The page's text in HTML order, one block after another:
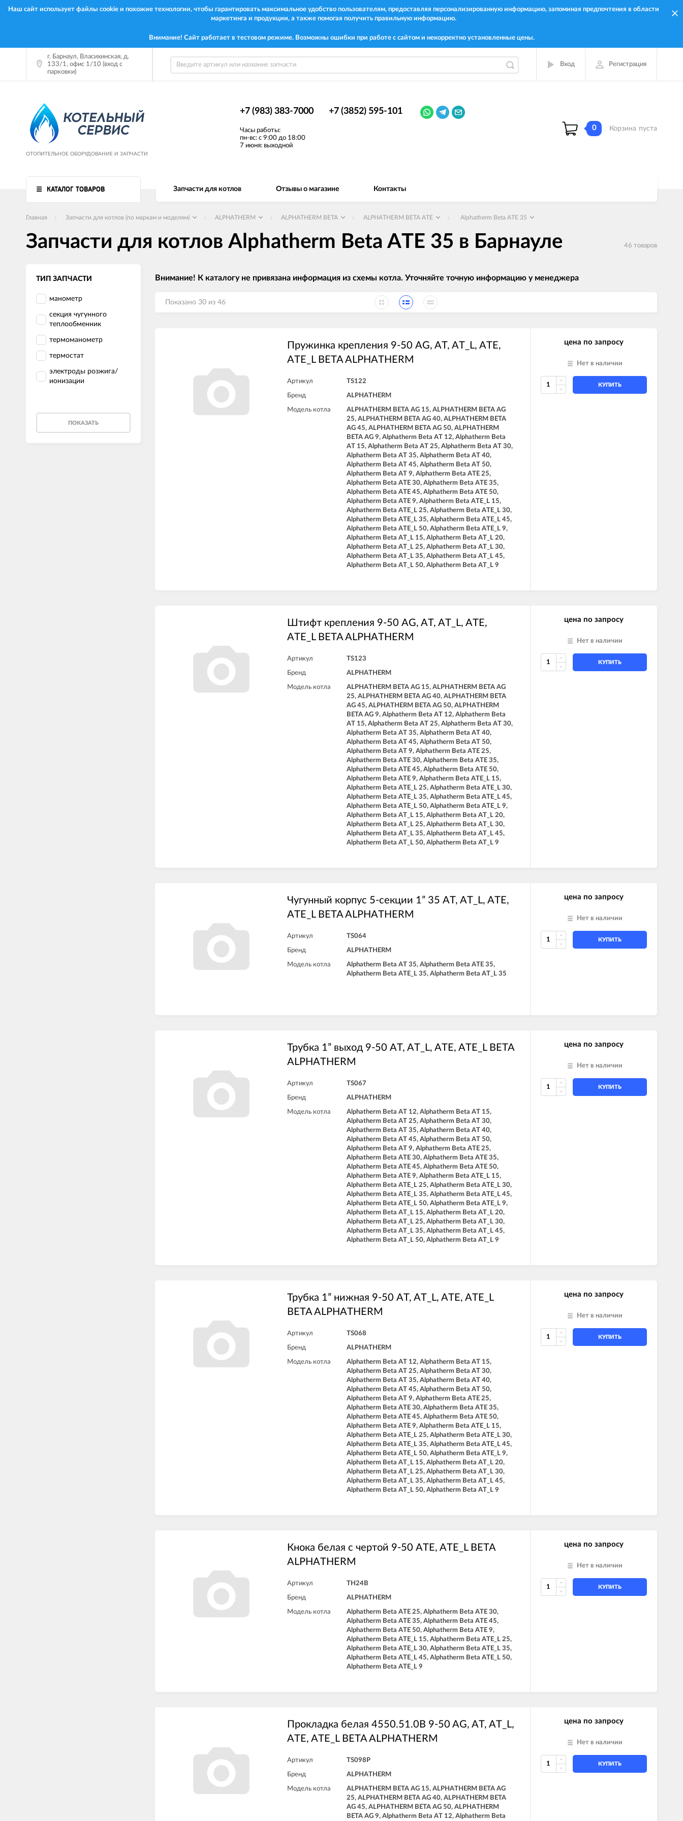
Наш сайт использует файлы cookie и похожие технологии, чтобы гарантировать максимальное удобство пользователям, предоставляя персонализированную информацию, запоминая предпочтения в области
маркетинга и продукции, а также помогая получить правильную информацию.
Внимание! Сайт работает в тестовом режиме. Возможны ошибки при работе с сайтом и некорректно установленные цены.
г. Барнаул, Власихинская, д.
133/1, офис 1/10 (вход с
парковки)
Вход Регистрация
ОТОПИТЕЛЬНОЕ ОБОРУДОВАНИЕ И ЗАПЧАСТИ
+7 (983) 383-7000 +7 (3852) 595-101
Часы работы:
пн-вс: с 9:00 до 18:00
7 июня: выходной
0 Корзина пуста
КАТАЛОГ ТОВАРОВ Запчасти для котлов Отзывы о магазине Контакты
Главная Запчасти для котлов (по маркам и моделям) ALPHATHERM ALPHATHERM BETA ALPHATHERM BETA ATE Alphatherm Beta ATE 35
Запчасти для котлов Alphatherm Beta ATE 35 в Барнауле 46 товаров
ТИП ЗАПЧАСТИ
манометр
секция чугунного
теплообменник
термоманометр
термостат
электроды розжига/
ионизации
ПОКАЗАТЬ
Внимание! К каталогу не привязана информация из схемы котла. Уточняйте точную информацию у менеджера
Показано 30 из 46
Пружинка крепления 9-50 AG, AT, AT_L, ATE,
ATE_L BETA ALPHATHERM
Артикул TS122
Бренд ALPHATHERM
Модель котла
ALPHATHERM BETA AG 15, ALPHATHERM BETA AG
25, ALPHATHERM BETA AG 40, ALPHATHERM BETA
AG 45, ALPHATHERM BETA AG 50, ALPHATHERM
BETA AG 9, Alphatherm Beta AT 12, Alphatherm Beta
AT 15, Alphatherm Beta AT 25, Alphatherm Beta AT 30,
Alphatherm Beta AT 35, Alphatherm Beta AT 40,
Alphatherm Beta AT 45, Alphatherm Beta AT 50,
Alphatherm Beta AT 9, Alphatherm Beta ATE 25,
Alphatherm Beta ATE 30, Alphatherm Beta ATE 35,
Alphatherm Beta ATE 45, Alphatherm Beta ATE 50,
Alphatherm Beta ATE 9, Alphatherm Beta ATE_L 15,
Alphatherm Beta ATE_L 25, Alphatherm Beta ATE_L 30,
Alphatherm Beta ATE_L 35, Alphatherm Beta ATE_L 45,
Alphatherm Beta ATE_L 50, Alphatherm Beta ATE_L 9,
Alphatherm Beta AT_L 15, Alphatherm Beta AT_L 20,
Alphatherm Beta AT_L 25, Alphatherm Beta AT_L 30,
Alphatherm Beta AT_L 35, Alphatherm Beta AT_L 45,
Alphatherm Beta AT_L 50, Alphatherm Beta AT_L 9
цена по запросу
Нет в наличии
КУПИТЬ
Штифт крепления 9-50 AG, AT, AT_L, ATE,
ATE_L BETA ALPHATHERM
Артикул TS123
Бренд ALPHATHERM
Модель котла
ALPHATHERM BETA AG 15, ALPHATHERM BETA AG
25, ALPHATHERM BETA AG 40, ALPHATHERM BETA
AG 45, ALPHATHERM BETA AG 50, ALPHATHERM
BETA AG 9, Alphatherm Beta AT 12, Alphatherm Beta
AT 15, Alphatherm Beta AT 25, Alphatherm Beta AT 30,
Alphatherm Beta AT 35, Alphatherm Beta AT 40,
Alphatherm Beta AT 45, Alphatherm Beta AT 50,
Alphatherm Beta AT 9, Alphatherm Beta ATE 25,
Alphatherm Beta ATE 30, Alphatherm Beta ATE 35,
Alphatherm Beta ATE 45, Alphatherm Beta ATE 50,
Alphatherm Beta ATE 9, Alphatherm Beta ATE_L 15,
Alphatherm Beta ATE_L 25, Alphatherm Beta ATE_L 30,
Alphatherm Beta ATE_L 35, Alphatherm Beta ATE_L 45,
Alphatherm Beta ATE_L 50, Alphatherm Beta ATE_L 9,
Alphatherm Beta AT_L 15, Alphatherm Beta AT_L 20,
Alphatherm Beta AT_L 25, Alphatherm Beta AT_L 30,
Alphatherm Beta AT_L 35, Alphatherm Beta AT_L 45,
Alphatherm Beta AT_L 50, Alphatherm Beta AT_L 9
цена по запросу
Нет в наличии
КУПИТЬ
Чугунный корпус 5-секции 1” 35 AT, AT_L, ATE,
ATE_L BETA ALPHATHERM
Артикул TS064
Бренд ALPHATHERM
Модель котла
Alphatherm Beta AT 35, Alphatherm Beta ATE 35,
Alphatherm Beta ATE_L 35, Alphatherm Beta AT_L 35
цена по запросу
Нет в наличии
КУПИТЬ
Трубка 1” выход 9-50 AT, AT_L, ATE, ATE_L BETA
ALPHATHERM
Артикул TS067
Бренд ALPHATHERM
Модель котла
Alphatherm Beta AT 12, Alphatherm Beta AT 15,
Alphatherm Beta AT 25, Alphatherm Beta AT 30,
Alphatherm Beta AT 35, Alphatherm Beta AT 40,
Alphatherm Beta AT 45, Alphatherm Beta AT 50,
Alphatherm Beta AT 9, Alphatherm Beta ATE 25,
Alphatherm Beta ATE 30, Alphatherm Beta ATE 35,
Alphatherm Beta ATE 45, Alphatherm Beta ATE 50,
Alphatherm Beta ATE 9, Alphatherm Beta ATE_L 15,
Alphatherm Beta ATE_L 25, Alphatherm Beta ATE_L 30,
Alphatherm Beta ATE_L 35, Alphatherm Beta ATE_L 45,
Alphatherm Beta ATE_L 50, Alphatherm Beta ATE_L 9,
Alphatherm Beta AT_L 15, Alphatherm Beta AT_L 20,
Alphatherm Beta AT_L 25, Alphatherm Beta AT_L 30,
Alphatherm Beta AT_L 35, Alphatherm Beta AT_L 45,
Alphatherm Beta AT_L 50, Alphatherm Beta AT_L 9
цена по запросу
Нет в наличии
КУПИТЬ
Трубка 1” нижная 9-50 AT, AT_L, ATE, ATE_L
BETA ALPHATHERM
Артикул TS068
Бренд ALPHATHERM
Модель котла
Alphatherm Beta AT 12, Alphatherm Beta AT 15,
Alphatherm Beta AT 25, Alphatherm Beta AT 30,
Alphatherm Beta AT 35, Alphatherm Beta AT 40,
Alphatherm Beta AT 45, Alphatherm Beta AT 50,
Alphatherm Beta AT 9, Alphatherm Beta ATE 25,
Alphatherm Beta ATE 30, Alphatherm Beta ATE 35,
Alphatherm Beta ATE 45, Alphatherm Beta ATE 50,
Alphatherm Beta ATE 9, Alphatherm Beta ATE_L 15,
Alphatherm Beta ATE_L 25, Alphatherm Beta ATE_L 30,
Alphatherm Beta ATE_L 35, Alphatherm Beta ATE_L 45,
Alphatherm Beta ATE_L 50, Alphatherm Beta ATE_L 9,
Alphatherm Beta AT_L 15, Alphatherm Beta AT_L 20,
Alphatherm Beta AT_L 25, Alphatherm Beta AT_L 30,
Alphatherm Beta AT_L 35, Alphatherm Beta AT_L 45,
Alphatherm Beta AT_L 50, Alphatherm Beta AT_L 9
цена по запросу
Нет в наличии
КУПИТЬ
Кнока белая с чертой 9-50 ATE, ATE_L BETA
ALPHATHERM
Артикул TH24B
Бренд ALPHATHERM
Модель котла
Alphatherm Beta ATE 25, Alphatherm Beta ATE 30,
Alphatherm Beta ATE 35, Alphatherm Beta ATE 45,
Alphatherm Beta ATE 50, Alphatherm Beta ATE 9,
Alphatherm Beta ATE_L 15, Alphatherm Beta ATE_L 25,
Alphatherm Beta ATE_L 30, Alphatherm Beta ATE_L 35,
Alphatherm Beta ATE_L 45, Alphatherm Beta ATE_L 50,
Alphatherm Beta ATE_L 9
цена по запросу
Нет в наличии
КУПИТЬ
Прокладка белая 4550.51.0B 9-50 AG, AT, AT_L,
ATE, ATE_L BETA ALPHATHERM
Артикул TS098P
Бренд ALPHATHERM
Модель котла
ALPHATHERM BETA AG 15, ALPHATHERM BETA AG
25, ALPHATHERM BETA AG 40, ALPHATHERM BETA
AG 45, ALPHATHERM BETA AG 50, ALPHATHERM
BETA AG 9, Alphatherm Beta AT 12, Alphatherm Beta
цена по запросу
Нет в наличии
КУПИТЬ